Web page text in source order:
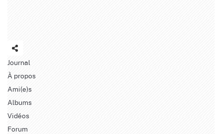
Journal
À propos
Ami(e)s
Albums
Vidéos
Forum